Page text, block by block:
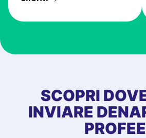
SCOPRI
INVIARE
PROFEE